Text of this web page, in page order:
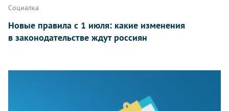
Социалка
Новые правила с 1 июля: какие изменения
в законодательстве ждут россиян